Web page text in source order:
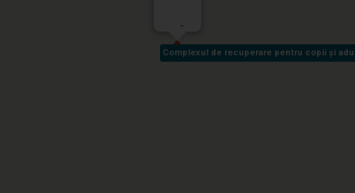
Complexul de recuperare pentru copii și
Complexul de recuperare pentru copii și
-